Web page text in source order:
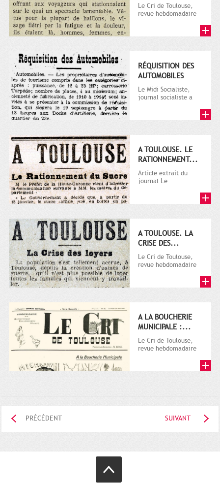
Le Cri de Toulouse,
revue hebdomadaire
puis...
RÉQUISITION DES
AUTOMOBILES
Le Midi Socialiste,
journal socialiste a
A TOULOUSE. LE
RATIONNEMENT...
Article extrait du
journal Le
A TOULOUSE. LA
CRISE DES...
Le Cri de Toulouse,
revue hebdomadaire
A LA BOUCHERIE
MUNICIPALE :...
Le Cri de Toulouse,
revue hebdomadaire
PRÉCÉDENT SUIVANT